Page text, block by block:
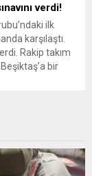
verdi!
ilk
karşılaştı.
Rakip takım
bir